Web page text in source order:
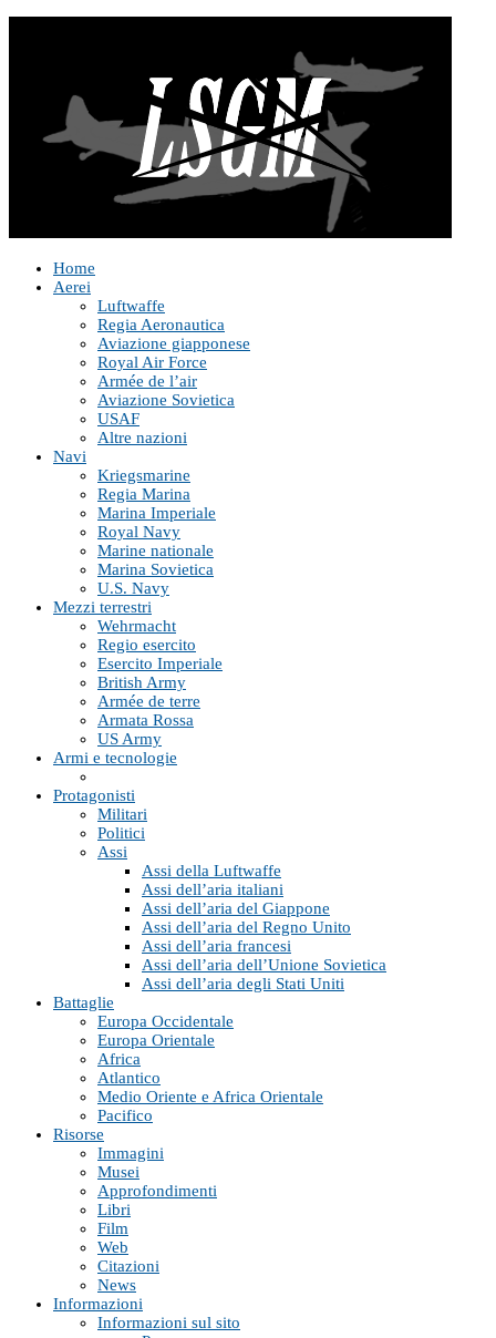
Home
Aerei
Luftwaffe
Regia Aeronautica
Aviazione giapponese
Royal Air Force
Armée de l’air
Aviazione Sovietica
USAF
Altre nazioni
Navi
Kriegsmarine
Regia Marina
Marina Imperiale
Royal Navy
Marine nationale
Marina Sovietica
U.S. Navy
Mezzi terrestri
Wehrmacht
Regio esercito
Esercito Imperiale
British Army
Armée de terre
Armata Rossa
US Army
Armi e tecnologie
Protagonisti
Militari
Politici
Assi
Assi della Luftwaffe
Assi dell’aria italiani
Assi dell’aria del Giappone
Assi dell’aria del Regno Unito
Assi dell’aria francesi
Assi dell’aria dell’Unione Sovietica
Assi dell’aria degli Stati Uniti
Battaglie
Europa Occidentale
Europa Orientale
Africa
Atlantico
Medio Oriente e Africa Orientale
Pacifico
Risorse
Immagini
Musei
Approfondimenti
Libri
Film
Web
Citazioni
News
Informazioni
Informazioni sul sito